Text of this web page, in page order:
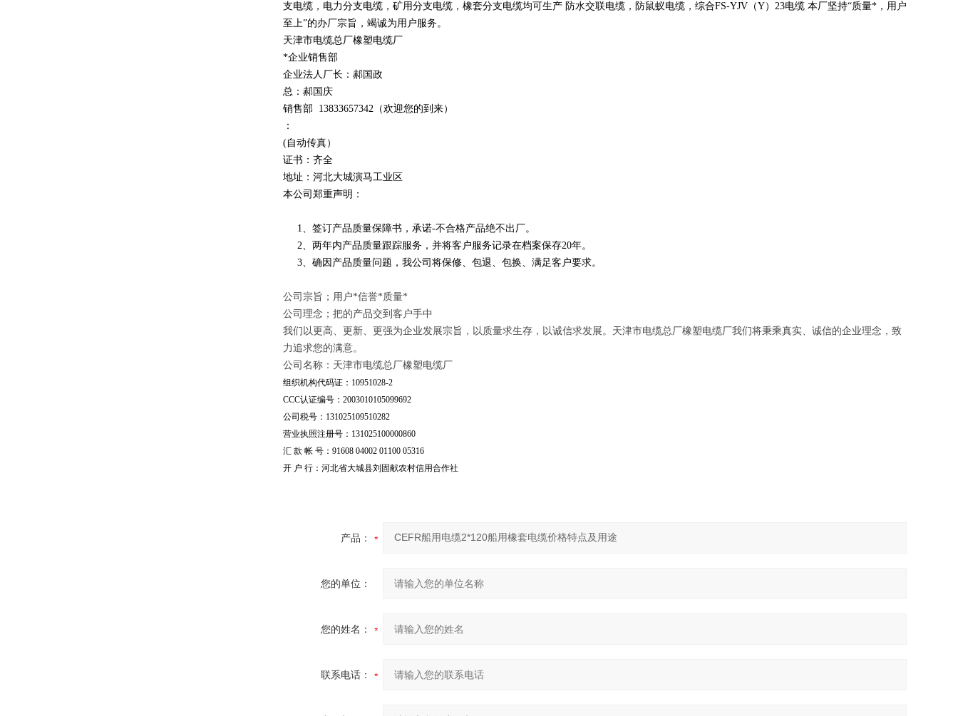
支电缆，电力分支电缆，矿用分支电缆，橡套分支电缆均可生产 防水交联电缆，防鼠蚁电缆，综合FS-YJV （Y） 23电缆 本厂坚持“质量*，用户
至上”的办厂宗旨，竭诚为用户服务。
天津市电缆总厂橡塑电缆厂
*企业销售部
企业法人厂长：郝国政
总：郝国庆
销售部 13833657342 （欢迎您的到来）
：
(自动传真）
证书：齐全
地址：河北大城演马工业区
本公司郑重声明：
1、签订产品质量保障书，承诺-不合格产品绝不出厂。
2、两年内产品质量跟踪服务，并将客户服务记录在档案保存20年。
3、确因产品质量问题，我公司将保修、包退、包换、满足客户要求。
公司宗旨；用户*信誉*质量*
公司理念；把的产品交到客户手中
我们以更高、更新、更强为企业发展宗旨，以质量求生存，以诚信求发展。天津市电缆总厂橡塑电缆厂我们将秉乘真实、诚信的企业理念，致
力追求您的满意。
公司名称：天津市电缆总厂橡塑电缆厂
组织机构代码证：10951028-2
CCC认证编号：2003010105099692
公司税号：131025109510282
营业执照注册号：131025100000860
汇 款 帐 号：91608 04002 01100 05316
开 户 行：河北省大城县刘固献农村信用合作社
产品：
您的单位：
您的姓名：
联系电话：